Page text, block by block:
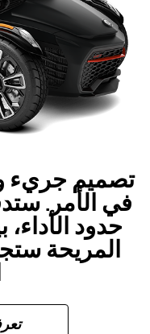
تصميم جريء
حدود
المريحة